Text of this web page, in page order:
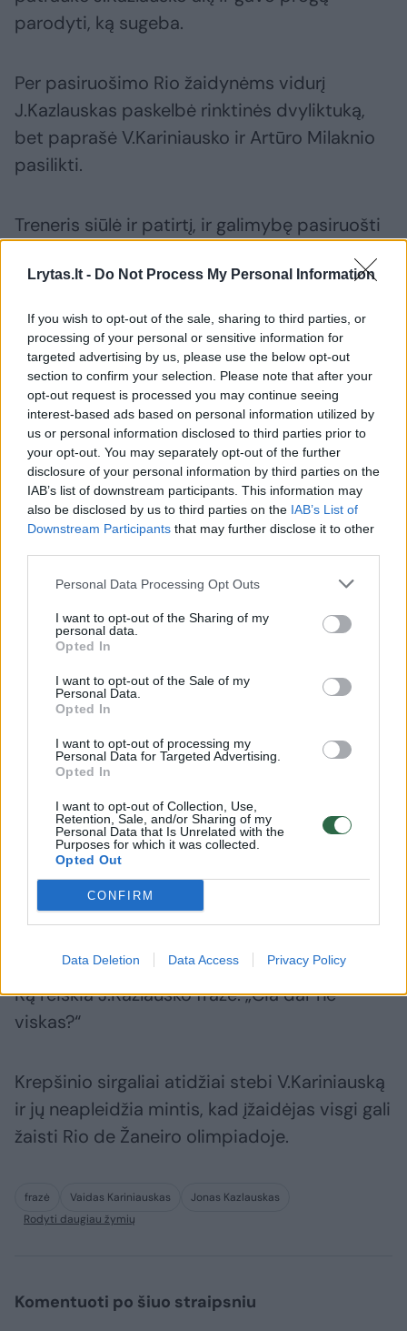
Lrytas.lt - Do Not Process My Personal Information
If you wish to opt-out of the sale, sharing to third parties, or
processing of your personal or sensitive information for
targeted advertising by us, please use the below opt-out
section to confirm your selection. Please note that after your
opt-out request is processed you may continue seeing
interest-based ads based on personal information utilized by
us or personal information disclosed to third parties prior to
your opt-out. You may separately opt-out of the further
disclosure of your personal information by third parties on the
IAB’s list of downstream participants. This information may
also be disclosed by us to third parties on the IAB’s List of
Downstream Participants that may further disclose it to other
Personal Data Processing Opt Outs
I want to opt-out of the Sharing of my
personal data.
Opted In
I want to opt-out of the Sale of my
Personal Data.
Opted In
I want to opt-out of processing my
Personal Data for Targeted Advertising.
Opted In
I want to opt-out of Collection, Use,
Retention, Sale, and/or Sharing of my
Personal Data that Is Unrelated with the
Purposes for which it was collected.
Opted Out
CONFIRM
Data Deletion Data Access Privacy Policy
parodyti, ką sugeba.
Per pasiruošimo Rio žaidynėms vidurį
J.Kazlauskas paskelbė rinktinės dvyliktuką,
bet paprašė V.Kariniausko ir Artūro Milaknio
pasilikti.
Treneris siūlė ir patirtį, ir galimybę pasiruošti
naujajam sezonui. A.Milaknis to atsisakė, o
Graikijoje rungtyniaujantis V.Kariniauskas liko.
Jis supranta, kad gali tapti naujuoju Mantu
Kalniečiu, o gal net ir Šarūnu Jasikevičiumi.
Teoriškai V.Kariniauskas dar gali patekti į
rinktinę, nes pateiktą sąrašą dar galima keisti,
jeigu kas nors patirtų traumą, ar rimtai
susirgtų.
Mariui Grigoniui buvo skilęs rankos pirštas.
„Aišku, jaučiu spaudimą. Komandoje – 13
žmonių, treneris pasakė, kad turiu dirbti
toliau, čia dar ne viskas. Kiekvieną dieną
stengiuosi jam įrodyti, kad esu vertas
rinktinės“, – basketnews.lt sakė
Per rungtynes su Argentina J.Kazlauskas jam
leido žaisti net 26 minutes. Per šį laiką jis
pelnė 7 taškus ir atliko 2 rezultatyvius
Ką reiškia J.Kazlausko frazė: „Čia dar ne
viskas?“
Krepšinio sirgaliai atidžiai stebi V.Kariniauską
ir jų neapleidžia mintis, kad įžaidėjas visgi gali
žaisti Rio de Žaneiro olimpiadoje.
frazė Vaidas Kariniauskas
Jonas Kazlauskas
Rodyti daugiau žymių
Komentuoti po šiuo straipsniu